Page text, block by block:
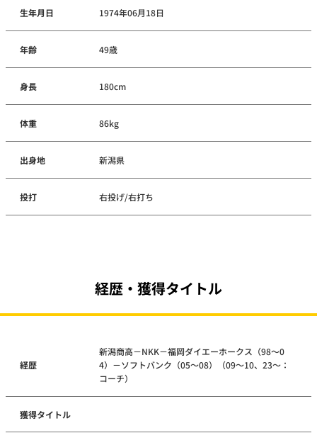
生年月日 1974年06月18日
年齢 49歳
身長 180cm
体重 86kg
出身地 新潟県
投打 右投げ/右打ち
経歴・獲得タイトル
経歴
新潟商高－NKK－福岡ダイエーホークス（98～0
4）－ソフトバンク（05～08）（09～10、23～：
コーチ）
獲得タイトル